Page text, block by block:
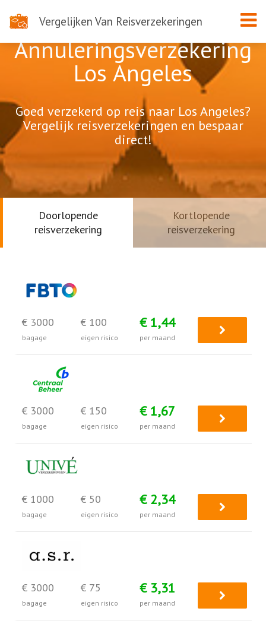
Vergelijken Van Reisverzekeringen
Annuleringsverzekering
Los Angeles
Goed verzekerd op reis naar Los Angeles?
Vergelijk reisverzekeringen en bespaar
direct!
Doorlopende
reisverzekering
Kortlopende
reisverzekering
€ 3000
bagage
€ 100
eigen risico
€ 1,44
per maand
€ 3000
bagage
€ 150
eigen risico
€ 1,67
per maand
€ 1000
bagage
€ 50
eigen risico
€ 2,34
per maand
€ 3000
bagage
€ 75
eigen risico
€ 3,31
per maand